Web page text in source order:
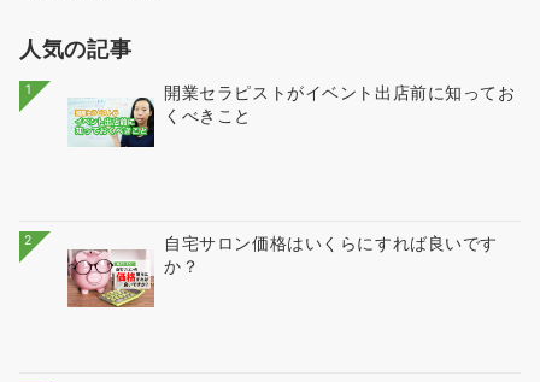
人気の記事
1
開業セラピストがイベント出店前に知ってお
くべきこと
2
自宅サロン価格はいくらにすれば良いです
か？